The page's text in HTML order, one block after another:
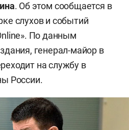
. Об этом сообщается в
слухов и событий
По данным
генерал-майор в
на службу в
России.